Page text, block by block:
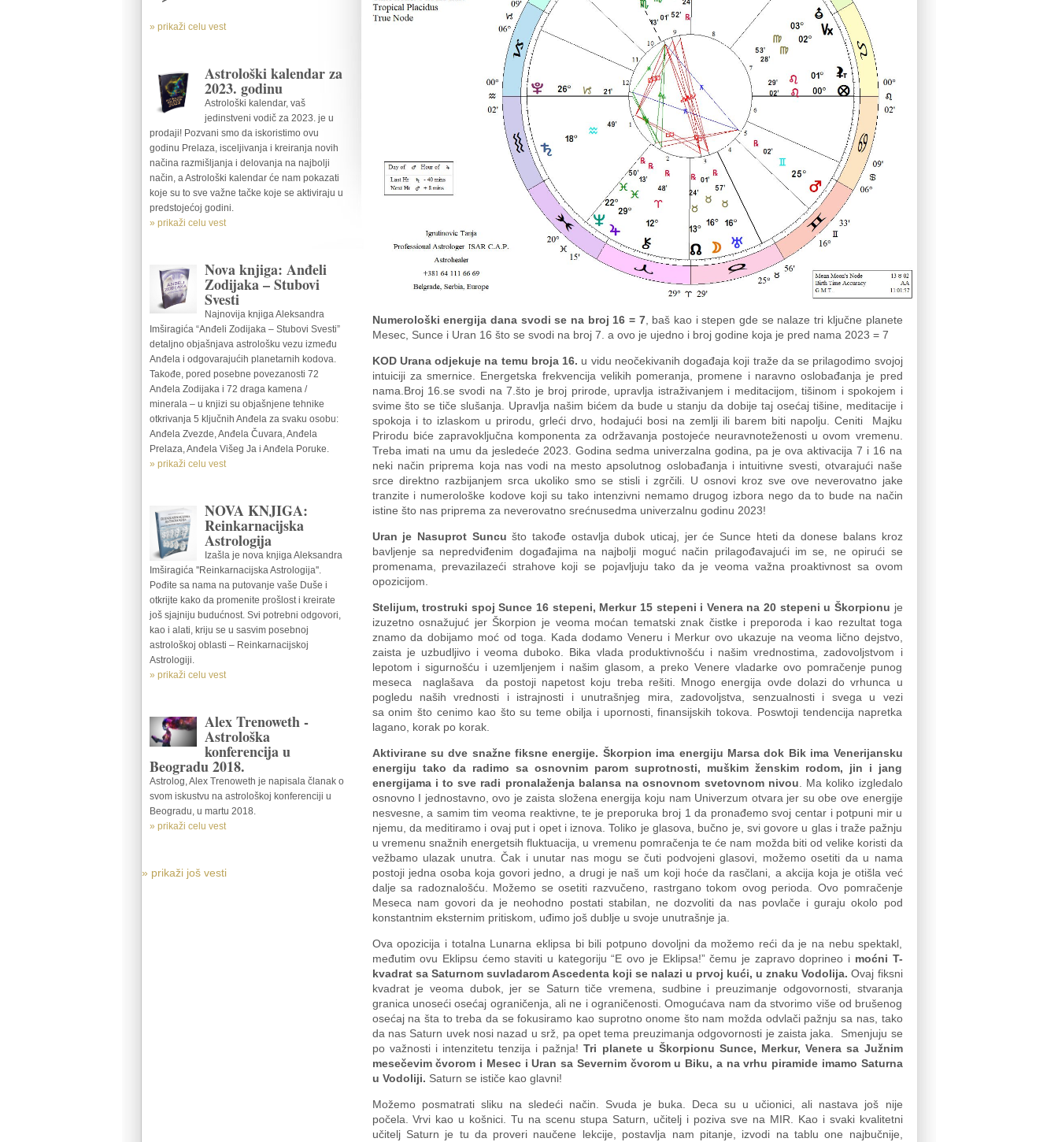
» prikaži celu vest
Astrološki kalendar za
2023. godinu
Astrološki kalendar, vaš
jedinstveni vodič za 2023. je u
prodaji! Pozvani smo da iskoristimo ovu
godinu Prelaza, isceljivanja i kreiranja novih
načina razmišljanja i delovanja na najbolji
način, a Astrološki kalendar će nam pokazati
koje su to sve važne tačke koje se aktiviraju u
predstojećoj godini.
» prikaži celu vest
Nova knjiga: Anđeli
Zodijaka – Stubovi
Svesti
Najnovija knjiga Aleksandra
Imširagića “Anđeli Zodijaka – Stubovi Svesti”
detaljno objašnjava astrološku vezu između
Anđela i odgovarajućih planetarnih kodova.
Takođe, pored posebne povezanosti 72
Anđela Zodijaka i 72 draga kamena /
minerala – u knjizi su objašnjene tehnike
otkrivanja 5 ključnih Anđela za svaku osobu:
Anđela Zvezde, Anđela Čuvara, Anđela
Prelaza, Anđela Višeg Ja i Anđela Poruke.
» prikaži celu vest
NOVA KNJIGA:
Reinkarnacijska
Astrologija
Izašla je nova knjiga Aleksandra
Imširagića ''Reinkarnacijska Astrologija''.
Pođite sa nama na putovanje vaše Duše i
otkrijte kako da promenite prošlost i kreirate
još sjajniju budućnost. Svi potrebni odgovori,
kao i alati, kriju se u sasvim posebnoj
astrološkoj oblasti – Reinkarnacijskoj
Astrologiji.
» prikaži celu vest
Alex Trenoweth -
Astrološka
konferencija u
Beogradu 2018.
Astrolog, Alex Trenoweth je napisala članak o
svom iskustvu na astrološkoj konferenciji u
Beogradu, u martu 2018.
» prikaži celu vest
» prikaži još vesti
Numerološki energija dana svodi se na broj 16 = 7, baš kao i stepen gde se nalaze tri ključne planete
Mesec, Sunce i Uran 16 što se svodi na broj 7. a ovo je ujedno i broj godine koja je pred nama 2023 = 7
KODUrana odjekuje na temu broja16. u vidu neočekivanih događaja koji traže da se prilagodimo svojoj
intuiciji za smernice. Energetska frekvencija velikih pomeranja, promene i naravno oslobađanja je pred
nama.Broj 16.se svodi na 7.što je broj prirode, upravlja istraživanjem i meditacijom, tišinom i spokojem i
svime što se tiče slušanja. Upravlja našim bićem da bude u stanju da dobije taj osećaj tišine, meditacije i
spokoja i to izlaskom u prirodu, grleći drvo, hodajući bosi na zemlji ili barem biti napolju. Ceniti Majku
Prirodu biće zapravoključna komponenta za održavanja postojeće neuravnoteženosti u ovom vremenu.
Treba imati na umu da jesledeće 2023. Godina sedma univerzalna godina, pa je ova aktivacija 7 i 16 na
neki način priprema koja nas vodi na mesto apsolutnog oslobađanja i intuitivne svesti, otvarajući naše
srce direktno razbijanjem srca ukoliko smo se stisli i zgrčili. U osnovi kroz sve ove neverovatno jake
tranzite i numerološke kodove koji su tako intenzivni nemamo drugog izbora nego da to bude na način
istine što nas priprema za neverovatno srećnusedma univerzalnu godinu 2023!
Uran je Nasuprot Suncu što takođe ostavlja dubok uticaj, jer će Sunce hteti da donese balans kroz
bavljenje sa nepredviđenim događajima na najbolji moguć način prilagođavajući im se, ne opirući se
promenama, prevazilazeći strahove koji se pojavljuju tako da je veoma važna proaktivnost sa ovom
opozicijom.
Stelijum, trostruki spoj Sunce 16 stepeni, Merkur 15 stepeni i Venera na 20 stepeni u Škorpionu je
izuzetno osnažujuć jer Škorpion je veoma moćan tematski znak čistke i preporoda i kao rezultat toga
znamo da dobijamo moć od toga. Kada dodamo Veneru i Merkur ovo ukazuje na veoma lično dejstvo,
zaista je uzbudljivo i veoma duboko. Bika vlada produktivnošću i našim vrednostima, zadovoljstvom i
lepotom i sigurnošću i uzemljenjem i našim glasom, a preko Venere vladarke ovo pomračenje punog
meseca naglašava da postoji napetost koju treba rešiti. Mnogo energija ovde dolazi do vrhunca u
pogledu naših vrednosti i istrajnosti i unutrašnjeg mira, zadovoljstva, senzualnosti i svega u vezi
sa onim što cenimo kao što su teme obilja i upornosti, finansijskih tokova. Poswtoji tendencija napretka
lagano, korak po korak.
Aktivirane su dve snažne fiksne energije. Škorpion ima energiju Marsa dok Bik ima Venerijansku
energiju tako da radimo sa osnovnim parom suprotnosti, muškim ženskim rodom, jin i jang
energijama i to sve radi pronalaženja balansa na osnovnom svetovnom nivou. Ma koliko izgledalo
osnovno I jednostavno, ovo je zaista složena energija koju nam Univerzum otvara jer su obe ove energije
nesvesne, a samim tim veoma reaktivne, te je preporuka broj 1 da pronađemo svoj centar i potpuni mir u
njemu, da meditiramo i ovaj put i opet i iznova. Toliko je glasova, bučno je, svi govore u glas i traže pažnju
u vremenu snažnih energetsih fluktuacija, u vremenu pomračenja te će nam možda biti od velike koristi da
vežbamo ulazak unutra. Čak i unutar nas mogu se čuti podvojeni glasovi, možemo osetiti da u nama
postoji jedna osoba koja govori jedno, a drugi je naš um koji hoće da rasčlani, a akcija koja je otišla već
dalje sa radoznalošću. Možemo se osetiti razvučeno, rastrgano tokom ovog perioda. Ovo pomračenje
Meseca nam govori da je neohodno postati stabilan, ne dozvoliti da nas povlače i guraju okolo pod
konstantnim eksternim pritiskom, uđimo još dublje u svoje unutrašnje ja.
Ova opozicija i totalna Lunarna eklipsa bi bili potpuno dovoljni da možemo reći da je na nebu spektakl,
međutim ovu Eklipsu ćemo staviti u kategoriju “E ovo je Eklipsa!” čemu je zapravo doprineo i moćni T-
kvadrat sa Saturnom suvladarom Ascedenta koji se nalazi u prvoj kući, u znaku Vodolija.Ovaj fiksni
kvadrat je veoma dubok, jer se Saturn tiče vremena, sudbine i preuzimanje odgovornosti, stvaranja
granica unoseći osećaj ograničenja, ali ne i ograničenosti. Omogućava nam da stvorimo više od brušenog
osećaj na šta to treba da se fokusiramo kao suprotno onome što nam možda odvlači pažnju sa nas, tako
da nas Saturn uvek nosi nazad u srž, pa opet tema preuzimanja odgovornosti je zaista jaka. Smenjuju se
po važnosti i intenzitetu tenzija i pažnja!Tri planete u Škorpionu Sunce, Merkur, Venera sa Južnim
mesečevim čvorom i Mesec i Uran sa Severnim čvorom u Biku, a na vrhu piramide imamo Saturna
u Vodoliji. Saturn se ističe kao glavni!
Možemo posmatrati sliku na sledeći način. Svuda je buka. Deca su u učionici, ali nastava još nije
počela. Vrvi kao u košnici. Tu na scenu stupa Saturn, učitelj i poziva sve na MIR. Kao i svaki kvalitetni
učitelj Saturn je tu da proveri naučene lekcije, postavlja nam pitanje, izvodi na tablu one najbučnije,